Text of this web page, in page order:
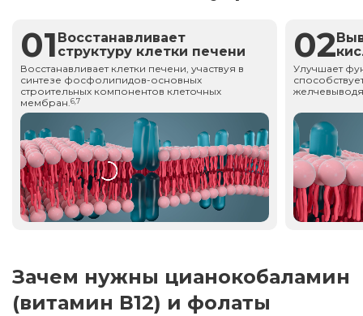
01 Восстанавливает
структуру клетки печени
Восстанавливает клетки печени, участвуя в
синтезе фосфолипидов-основных
строительных компонентов клеточных
мембран.6,7
02
Улучшает
Зачем нужны цианокобаламин
(витамин В12) и фолаты